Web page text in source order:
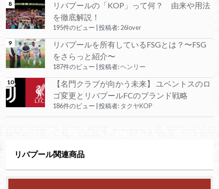
リバプールの「KOP」って何？ 由来や用法
を徹底解説！
195件のビュー 投稿者:26lover
リバプールを所有しているFSGとは？〜FSG
をさらっと紹介〜
187件のビュー 投稿者:ヘンリー
【名門クラブが向かう未来】 ユベントスのロ
ゴ変更とリバプールFCのブランド戦略
186件のビュー 投稿者: タクヤKOP
リバプール関連商品